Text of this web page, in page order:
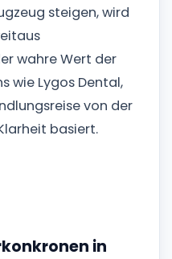
steigen, wird
wahre Wert der
wie Lygos Dental,
von der
basiert.
in